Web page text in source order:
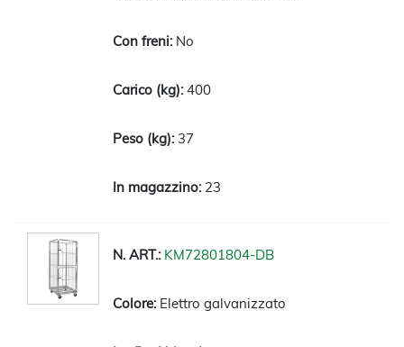
No
400
37
23
KM72801804-DB
Elettro galvanizzato